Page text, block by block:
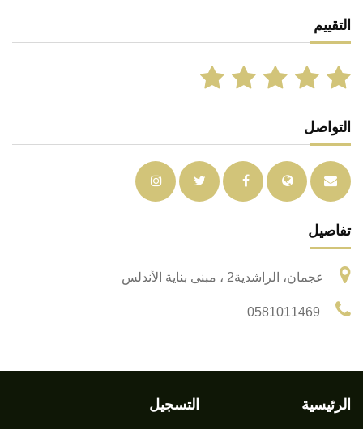
التقييم
التواصل
تفاصيل
عجمان، الراشدية2 ، مبنى بناية الأندلس
الرئيسية التسجيل